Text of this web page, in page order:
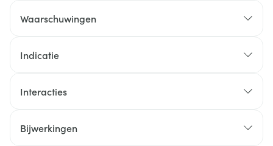
Waarschuwingen
Indicatie
Interacties
Bijwerkingen